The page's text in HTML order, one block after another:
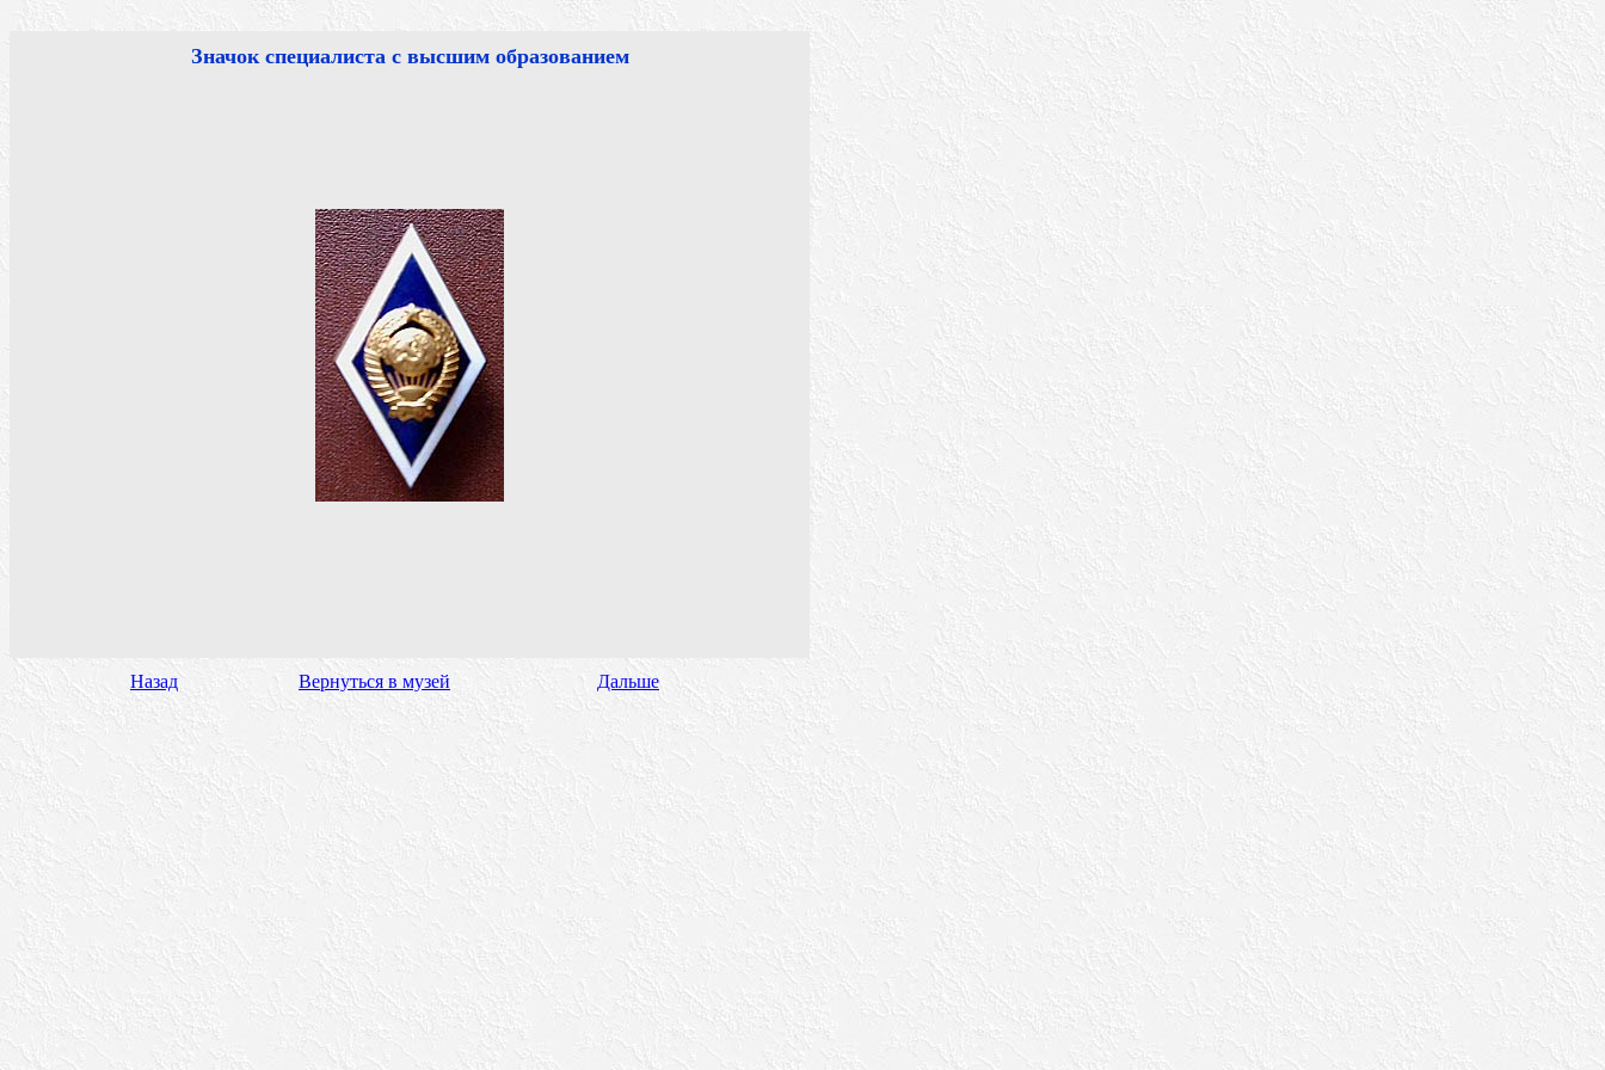
Значок специалиста с высшим образованием
Назад Вернуться в музей Дальше